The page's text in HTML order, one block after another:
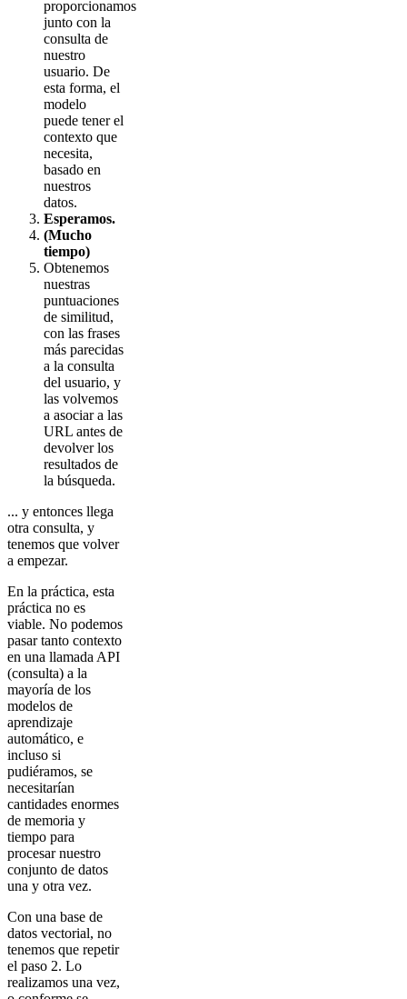
proporcionamos
junto con la
consulta de
nuestro
usuario. De
esta forma, el
modelo
puede tener el
contexto que
necesita,
basado en
nuestros
datos.
Esperamos.
(Mucho
tiempo)
Obtenemos
nuestras
puntuaciones
de similitud,
con las frases
más parecidas
a la consulta
del usuario, y
las volvemos
a asociar a las
URL antes de
devolver los
resultados de
la búsqueda.
... y entonces llega
otra consulta, y
tenemos que volver
a empezar.
En la práctica, esta
práctica no es
viable. No podemos
pasar tanto contexto
en una llamada API
(consulta) a la
mayoría de los
modelos de
aprendizaje
automático, e
incluso si
pudiéramos, se
necesitarían
cantidades enormes
de memoria y
tiempo para
procesar nuestro
conjunto de datos
una y otra vez.
Con una base de
datos vectorial, no
tenemos que repetir
el paso 2. Lo
realizamos una vez,